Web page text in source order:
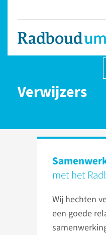
Verwijzers
met het
Wij hechten
een goede